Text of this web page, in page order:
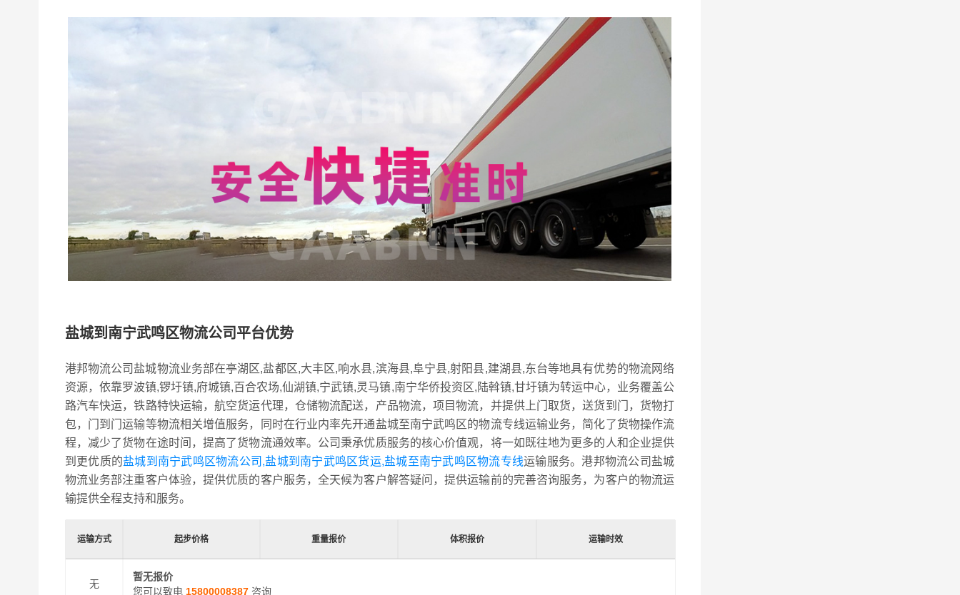
盐城到南宁武鸣区物流公司平台优势
港邦物流公司盐城物流业务部在亭湖区,盐都区,大丰区,响水县,滨海县,阜宁县,射阳县,建湖县,东台等地具有优势的物流网络
资源，依靠罗波镇,锣圩镇,府城镇,百合农场,仙湖镇,宁武镇,灵马镇,南宁华侨投资区,陆斡镇,甘圩镇为转运中心，业务覆盖公
路汽车快运，铁路特快运输，航空货运代理，仓储物流配送，产品物流，项目物流，并提供上门取货，送货到门，货物打
包，门到门运输等物流相关增值服务，同时在行业内率先开通盐城至南宁武鸣区的物流专线运输业务，简化了货物操作流
程，减少了货物在途时间，提高了货物流通效率。公司秉承优质服务的核心价值观，将一如既往地为更多的人和企业提供
到更优质的盐城到南宁武鸣区物流公司,盐城到南宁武鸣区货运,盐城至南宁武鸣区物流专线运输服务。港邦物流公司盐城
物流业务部注重客户体验，提供优质的客户服务，全天候为客户解答疑问，提供运输前的完善咨询服务，为客户的物流运
输提供全程支持和服务。
运输方式 起步价格 重量报价 体积报价 运输时效
无
暂无报价
您可以致电 15800008387咨询